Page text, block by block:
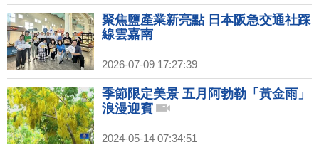
聚焦鹽產業新亮點 日本阪急交通社踩
線雲嘉南
2026-07-09 17:27:39
季節限定美景 五月阿勃勒「黃金雨」
浪漫迎賓
2024-05-14 07:34:51